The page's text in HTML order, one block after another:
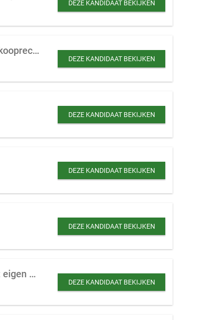
DEZE KANDIDAAT BEKIJKEN
Internationale groothandel te koop gevraagd met voorkeur voor exclusieve verkooprechten
DEZE KANDIDAAT BEKIJKEN
DEZE KANDIDAAT BEKIJKEN
DEZE KANDIDAAT BEKIJKEN
DEZE KANDIDAAT BEKIJKEN
Kleinschalige handelsonderneming te koop gevraagd in Brabant eventueel met eigen productje
DEZE KANDIDAAT BEKIJKEN